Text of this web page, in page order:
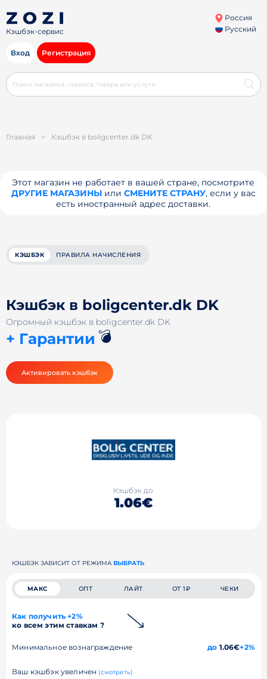
Кэшбэк-сервис
Россия
Русский
Вход Регистрация
Главная > Кэшбэк в boligcenter.dk DK
Этот магазин не работает в вашей стране, посмотрите
ДРУГИЕ МАГАЗИНЫили СМЕНИТЕ СТРАНУ, если у вас
есть иностранный адрес доставки.
КЭШБЭК ПРАВИЛА НАЧИСЛЕНИЯ
Кэшбэк в boligcenter.dk DK
Огромный кэшбэк в boligcenter.dk DK
+ Гарантии 💣
Активировать кэшбэк
Кэшбэк до
1.06€
КЭШБЭК ЗАВИСИТ ОТ РЕЖИМА ВЫБРАТЬ
МАКС ОПТ ЛАЙТ ОТ 1₽ ЧЕКИ
Как получить +2%
ко всем этим ставкам ?
Минимальное вознаграждение до 1.06€+2%
Ваш кэшбэк увеличен (смотреть)